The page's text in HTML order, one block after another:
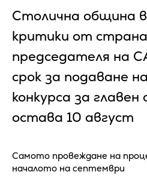
Столична община
критики от
председателя на
срок за подаване
конкурса за
остава 10 август
Самото провеждане на
началото на септември